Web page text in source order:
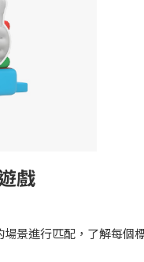
戲
景進行匹配，了解每個